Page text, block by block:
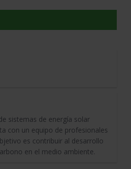
sistemas de energía solar
con un equipo de profesionales
es contribuir al desarrollo
en el medio ambiente.